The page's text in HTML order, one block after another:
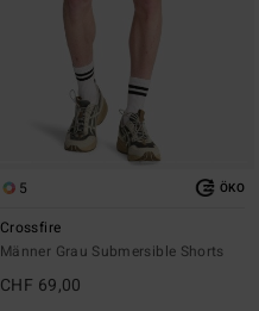
5 ÖKO
Crossfire
Männer Grau Submersible Shorts
CHF 69,00